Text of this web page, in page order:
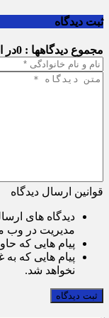
ثبت دیدگاه
مجموع دیدگاهها : 0 در
قوانین ارسال دیدگاه
دیدگاه های
مدیریت در وب
پیام هایی که
پیام هایی که
نخواهد شد.
ثبت دیدگاه